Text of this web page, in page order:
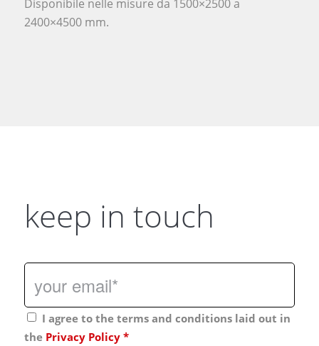
Disponibile nelle misure da 1500×2500 a
2400×4500 mm.
keep in touch
I agree to the terms and conditions laid out in
the Privacy Policy *